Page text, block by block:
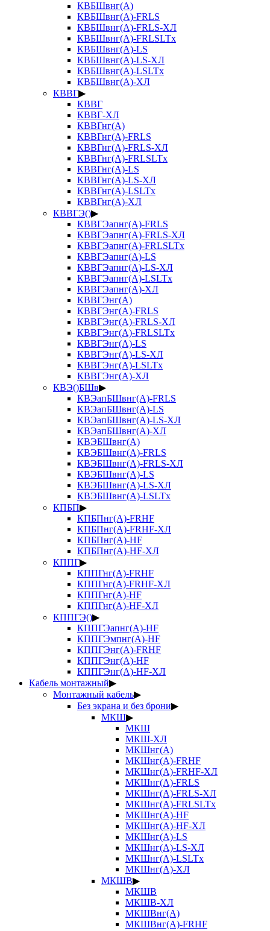
КВБШвнг(А)
КВБШвнг(А)-FRLS
КВБШвнг(А)-FRLS-ХЛ
КВБШвнг(А)-FRLSLTx
КВБШвнг(А)-LS
КВБШвнг(А)-LS-ХЛ
КВБШвнг(А)-LSLTx
КВБШвнг(А)-ХЛ
КВВГ▶
КВВГ
КВВГ-ХЛ
КВВГнг(А)
КВВГнг(А)-FRLS
КВВГнг(А)-FRLS-ХЛ
КВВГнг(А)-FRLSLTx
КВВГнг(А)-LS
КВВГнг(А)-LS-ХЛ
КВВГнг(А)-LSLTx
КВВГнг(А)-ХЛ
КВВГЭ()▶
КВВГЭапнг(А)-FRLS
КВВГЭапнг(А)-FRLS-ХЛ
КВВГЭапнг(А)-FRLSLTx
КВВГЭапнг(А)-LS
КВВГЭапнг(А)-LS-ХЛ
КВВГЭапнг(А)-LSLTx
КВВГЭапнг(А)-ХЛ
КВВГЭнг(А)
КВВГЭнг(А)-FRLS
КВВГЭнг(А)-FRLS-ХЛ
КВВГЭнг(А)-FRLSLTx
КВВГЭнг(А)-LS
КВВГЭнг(А)-LS-ХЛ
КВВГЭнг(А)-LSLTx
КВВГЭнг(А)-ХЛ
КВЭ()БШв▶
КВЭапБШвнг(А)-FRLS
КВЭапБШвнг(А)-LS
КВЭапБШвнг(А)-LS-ХЛ
КВЭапБШвнг(А)-ХЛ
КВЭБШвнг(А)
КВЭБШвнг(А)-FRLS
КВЭБШвнг(А)-FRLS-ХЛ
КВЭБШвнг(А)-LS
КВЭБШвнг(А)-LS-ХЛ
КВЭБШвнг(А)-LSLTx
КПБП▶
КПБПнг(А)-FRHF
КПБПнг(А)-FRHF-ХЛ
КПБПнг(А)-HF
КПБПнг(А)-HF-ХЛ
КППГ▶
КППГнг(А)-FRHF
КППГнг(А)-FRHF-ХЛ
КППГнг(А)-HF
КППГнг(А)-HF-ХЛ
КППГЭ()▶
КППГЭапнг(А)-HF
КППГЭмпнг(А)-HF
КППГЭнг(А)-FRHF
КППГЭнг(А)-HF
КППГЭнг(А)-HF-ХЛ
Кабель монтажный▶
Монтажный кабель▶
Без экрана и без брони▶
МКШ▶
МКШ
МКШ-ХЛ
МКШнг(А)
МКШнг(А)-FRHF
МКШнг(А)-FRHF-ХЛ
МКШнг(А)-FRLS
МКШнг(А)-FRLS-ХЛ
МКШнг(А)-FRLSLTx
МКШнг(А)-HF
МКШнг(А)-HF-ХЛ
МКШнг(А)-LS
МКШнг(А)-LS-ХЛ
МКШнг(А)-LSLTx
МКШнг(А)-ХЛ
МКШВ▶
МКШВ
МКШВ-ХЛ
МКШВнг(А)
МКШВнг(А)-FRHF